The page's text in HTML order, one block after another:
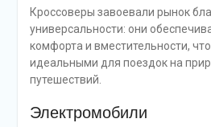
Кроссоверы завоевали рынок
универсальности: они
комфорта и вместительности,
идеальными для поездок на
путешествий.
Электромобили